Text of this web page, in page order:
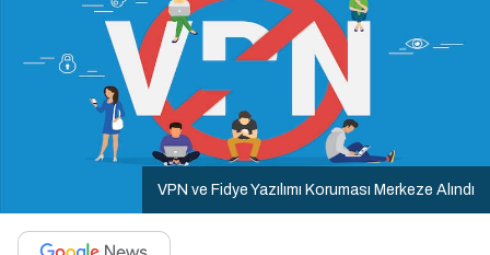
VPN ve Fidye Yazılımı Koruması Merkeze Alındı